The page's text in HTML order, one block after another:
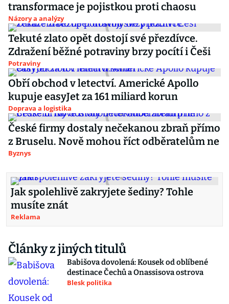
transformace je pojistkou proti chaosu
Názory a analýzy
Tekuté zlato opět dostojí své přezdívce.
Zdražení běžné potraviny brzy pocítí i Češi
Potraviny
Obří obchod v letectví. Americké Apollo
kupuje easyJet za 161 miliard korun
Doprava a logistika
České firmy dostaly nečekanou zbraň přímo
z Bruselu. Nově mohou říct odběratelům ne
Byznys
Jak spolehlivě zakryjete šediny? Tohle
musíte znát
Reklama
Články z jiných titulů
Babišova dovolená: Kousek od oblíbené
destinace Čechů a Onassisova ostrova
Blesk politika